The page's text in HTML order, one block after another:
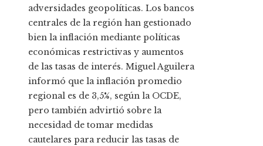
adversidades geopolíticas. Los bancos
centrales de la región han gestionado
bien la inflación mediante políticas
económicas restrictivas y aumentos
de las tasas de interés. Miguel Aguilera
informó que la inflación promedio
regional es de 3,5%, según la OCDE,
pero también advirtió sobre la
necesidad de tomar medidas
cautelares para reducir las tasas de